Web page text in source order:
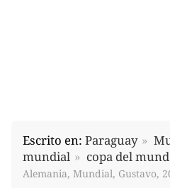
Escrito en: Paraguay
mundial
copa del
Alemania, Mundial, Gustavo,